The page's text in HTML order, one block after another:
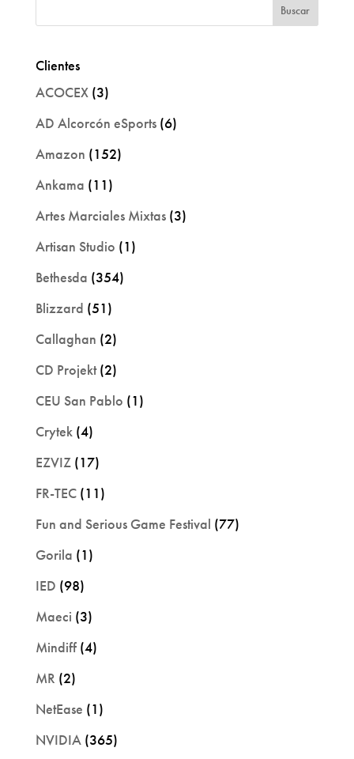
Clientes
ACOCEX(3)
AD Alcorcón eSports(6)
Amazon (152)
Ankama (11)
Artes Marciales Mixtas(3)
Artisan Studio (1)
Bethesda (354)
Blizzard (51)
Callaghan (2)
CD Projekt(2)
CEU San Pablo (1)
Crytek(4)
EZVIZ(17)
FR-TEC(11)
Fun and Serious Game Festival (77)
Gorila (1)
IED (98)
Maeci (3)
Mindiff(4)
MR (2)
NetEase (1)
NVIDIA(365)